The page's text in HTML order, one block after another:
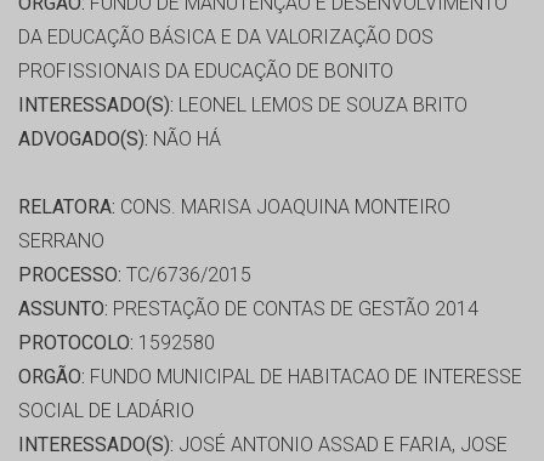
DA EDUCAÇÃO BÁSICA E DA VALORIZAÇÃO DOS
PROFISSIONAIS DA EDUCAÇÃO DE BONITO
INTERESSADO(S): LEONEL LEMOS DE SOUZA BRITO
ADVOGADO(S): NÃO HÁ
RELATORA: CONS. MARISA JOAQUINA MONTEIRO
SERRANO
PROCESSO: TC/6736/2015
ASSUNTO: PRESTAÇÃO DE CONTAS DE GESTÃO 2014
PROTOCOLO: 1592580
ORGÃO: FUNDO MUNICIPAL DE HABITACAO DE INTERESSE
SOCIAL DE LADÁRIO
INTERESSADO(S): JOSÉ ANTONIO ASSAD E FARIA, JOSE